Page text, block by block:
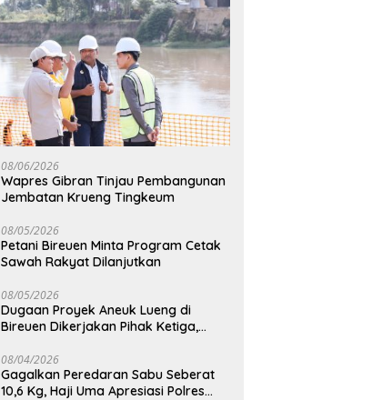
08/06/2026
Wapres Gibran Tinjau Pembangunan
Jembatan Krueng Tingkeum
08/05/2026
Petani Bireuen Minta Program Cetak
Sawah Rakyat Dilanjutkan
08/05/2026
Dugaan Proyek Aneuk Lueng di
Bireuen Dikerjakan Pihak Ketiga,
Juta
08/04/2026
Gagalkan Peredaran Sabu Seberat
10,6 Kg, Haji Uma Apresiasi Polres